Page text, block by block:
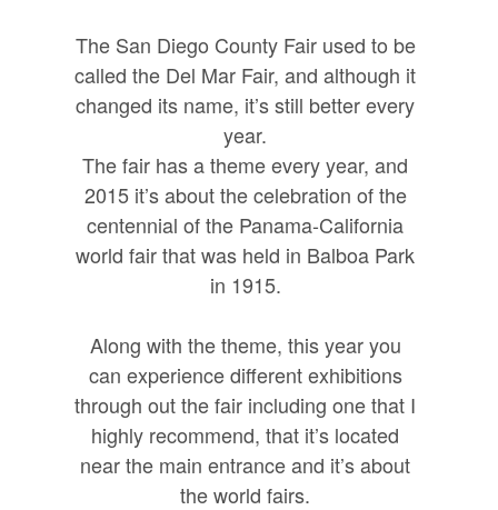
The San Diego County Fair used to be
called the Del Mar Fair, and although it
changed its name, it’s still better every
year.
The fair has a theme every year, and
2015 it’s about the celebration of the
centennial of the Panama-California
world fair that was held in Balboa Park
in 1915.
Along with the theme, this year you
can experience different exhibitions
through out the fair including one that I
highly recommend, that it’s located
near the main entrance and it’s about
the world fairs.